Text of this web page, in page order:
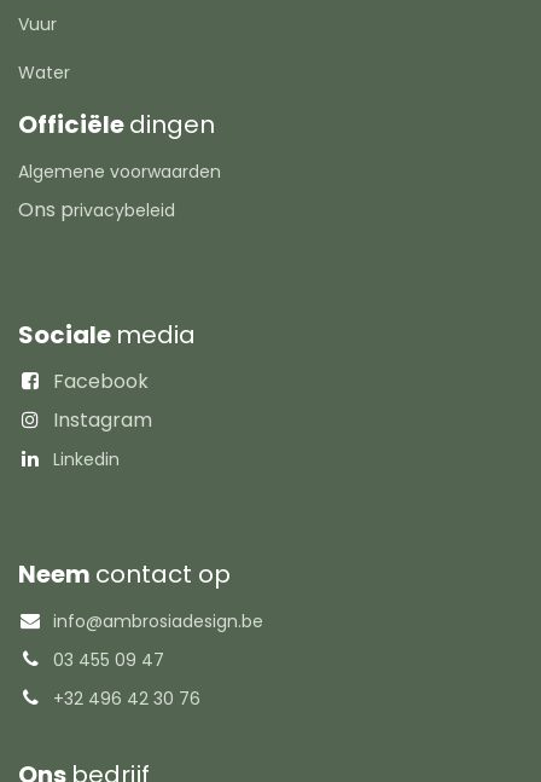
Vuur
Water
Officiëledingen
Algemene voorwaarden
Ons privacybeleid
Sociale media
Facebook
Instagram
Linkedin
Neem contact op
info@ambrosiadesign.be
03 455 09 47
+32 496 42 30 76
Ons bedrijf